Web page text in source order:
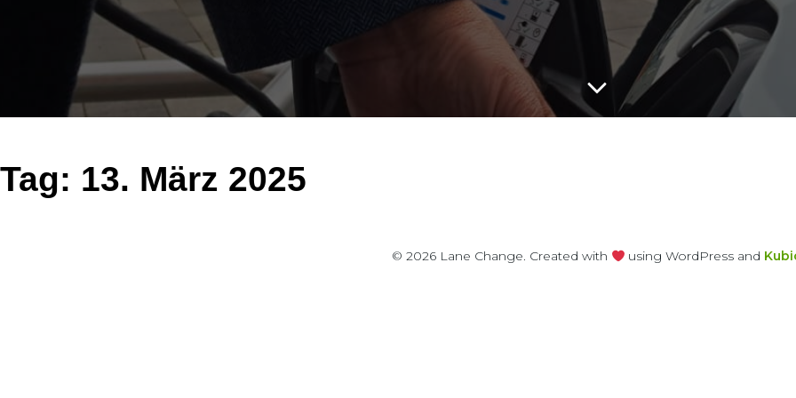
Tag: 13. März 2025
© 2026 Lane Change. Created with using WordPress and